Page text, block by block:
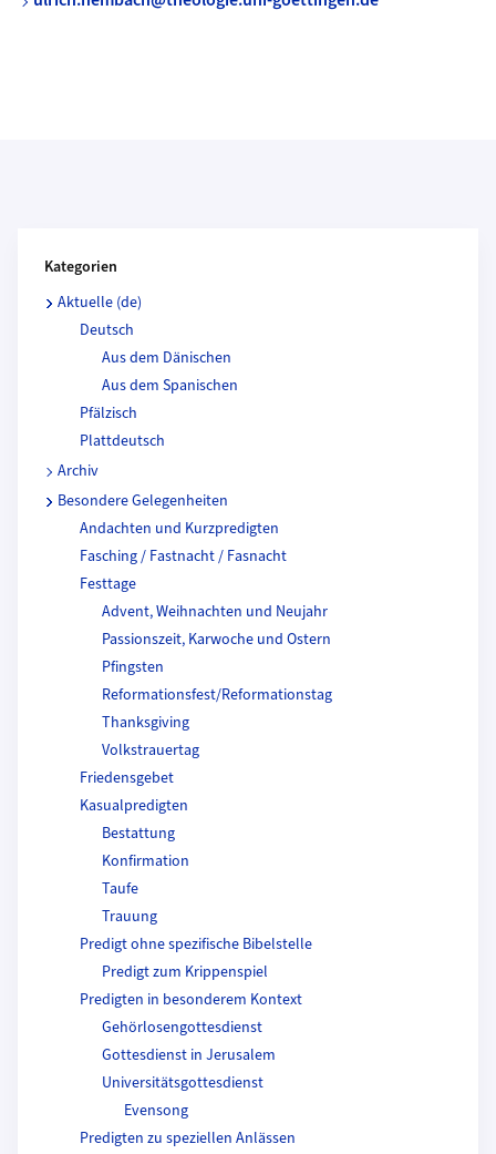
Kategorien
Aktuelle (de)
Deutsch
Aus dem Dänischen
Aus dem Spanischen
Pfälzisch
Plattdeutsch
Archiv
Besondere Gelegenheiten
Andachten und Kurzpredigten
Fasching / Fastnacht / Fasnacht
Festtage
Advent, Weihnachten und Neujahr
Passionszeit, Karwoche und Ostern
Pfingsten
Reformationsfest/Reformationstag
Thanksgiving
Volkstrauertag
Friedensgebet
Kasualpredigten
Bestattung
Konfirmation
Taufe
Trauung
Predigt ohne spezifische Bibelstelle
Predigt zum Krippenspiel
Predigten in besonderem Kontext
Gehörlosengottesdienst
Gottesdienst in Jerusalem
Universitätsgottesdienst
Evensong
Predigten zu speziellen Anlässen